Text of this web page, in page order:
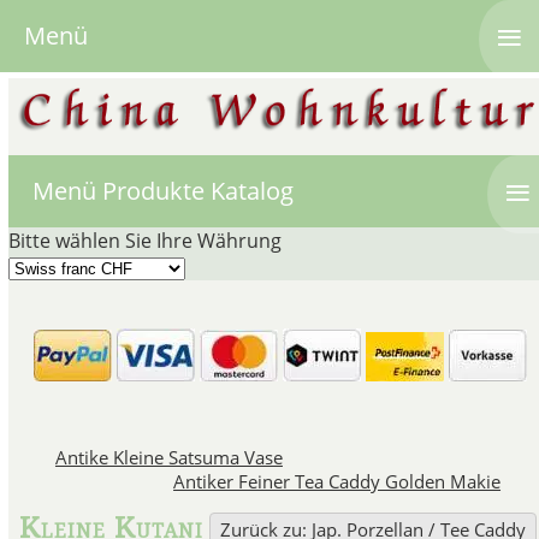
"Kakiemon" genannten
hergestellt wurden,
Menü Produkte Katalog ≡
Bitte wählen Sie Ihre Währung
Antike Kleine Satsuma Vase
Antiker Feiner Tea Caddy Golden Makie
Zurück zu: Jap. Porzellan / Tee Caddy
Kleine Kutani
Menü ≡